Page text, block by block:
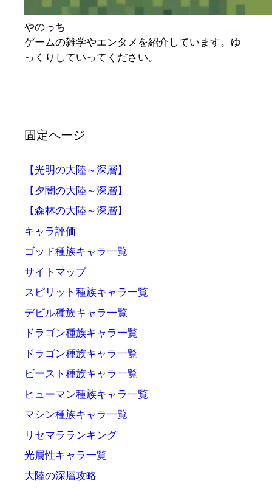
やのっち
ゲームの雑学やエンタメを紹介しています。ゆ
っくりしていってください。
固定ページ
【光明の大陸～深層】
【夕闇の大陸～深層】
【森林の大陸～深層】
キャラ評価
ゴッド種族キャラ一覧
サイトマップ
スピリット種族キャラ一覧
デビル種族キャラ一覧
ドラゴン種族キャラ一覧
ドラゴン種族キャラ一覧
ビースト種族キャラ一覧
ヒューマン種族キャラ一覧
マシン種族キャラ一覧
リセマラランキング
光属性キャラ一覧
大陸の深層攻略